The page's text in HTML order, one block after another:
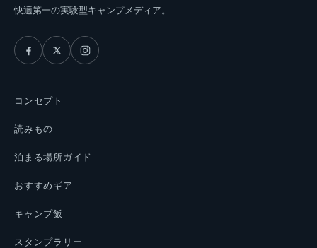
快適第一の実験型キャンプメディア。
コンセプト
読みもの
泊まる場所ガイド
おすすめギア
キャンプ飯
スタンプラリー